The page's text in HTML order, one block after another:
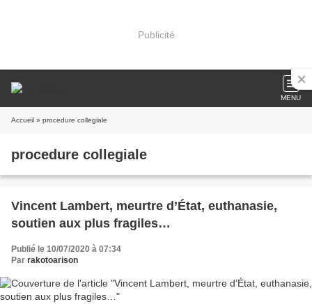
Publicité
MENU
Accueil » procedure collegiale
procedure collegiale
Vincent Lambert, meurtre d’État, euthanasie,
soutien aux plus fragiles…
Publié le 10/07/2020 à 07:34
Par rakotoarison